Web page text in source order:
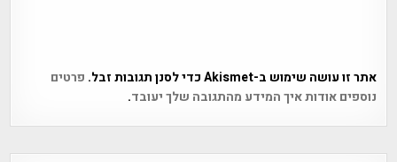
אתר זו עושה שימוש ב-Akismet כדי לסנן תגובות זבל.
פרטים
נוספים אודות איך המידע מהתגובה שלך יעובד.